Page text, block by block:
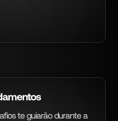
te guiarão durante a